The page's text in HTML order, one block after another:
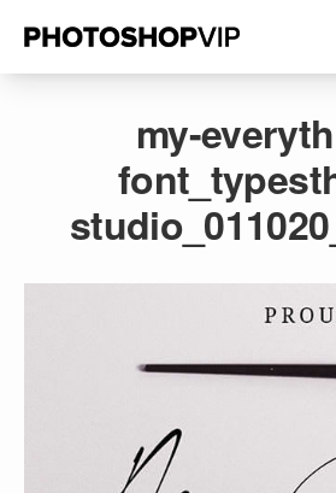
my-